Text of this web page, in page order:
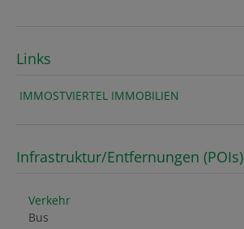
Links
IMMOSTVIERTEL IMMOBILIEN
Infrastruktur/Entfernungen (POIs)
Verkehr
Bus